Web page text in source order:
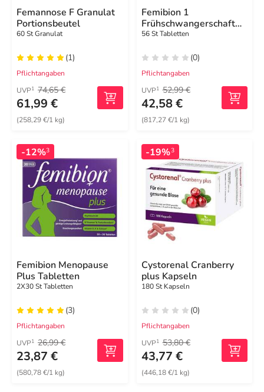
Femannose F Granulat
Portionsbeutel
60 St Granulat
(1)
Pflichtangaben
UVP1 74,65 €
61,99 €
(258,29 €/1 kg)
Femibion 1
Frühschwangerschaft
Tabletten – 56 Stück in
56 St Tabletten
(0)
Pflichtangaben
UVP1 52,99 €
42,58 €
(817,27 €/1 kg)
-12%3
Femibion Menopause
Plus Tabletten
2X30 St Tabletten
(3)
Pflichtangaben
UVP1 26,99 €
23,87 €
(580,78 €/1 kg)
-19%3
Cystorenal Cranberry
plus Kapseln
180 St Kapseln
(0)
Pflichtangaben
UVP1 53,80 €
43,77 €
(446,18 €/1 kg)